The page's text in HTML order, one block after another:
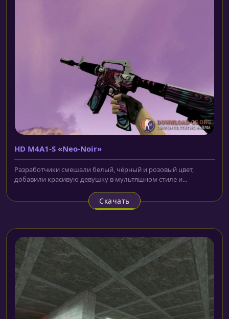
HD M4A1-S «Neo-Noir»
Разработчики смешали белый, чёрный и розовый цвет,
добавили красивую девушку в мультяшном стиле и...
Скачать